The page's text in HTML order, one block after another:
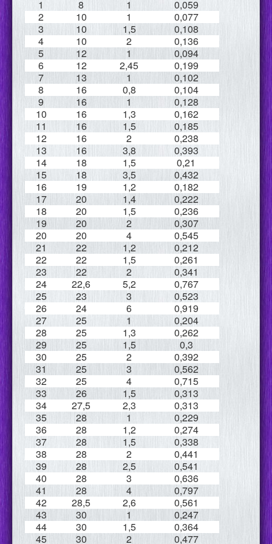
1 8 1
0,059
2
10 1
0,077
3
10 1,5
0,108
4
10 2
0,136
5
12 1
0,094
6
12 2,45
0,199
7
13 1
0,102
8
16 0,8
0,104
9
16 1
0,128
10
16 1,3
0,162
11
16 1,5
0,185
12
16 2
0,238
13
16 3,8
0,393
14
18 1,5
0,21
15
18 3,5
0,432
16
19 1,2
0,182
17
20 1,4
0,222
18
20 1,5
0,236
19
20 2
0,307
20
20 4
0,545
21
22 1,2
0,212
22
22 1,5
0,261
23
22 2
0,341
24
22,6 5,2
0,767
25
23 3
0,523
26
24 6
0,919
27
25 1
0,204
28
25 1,3
0,262
29
25 1,5
0,3
30
25 2
0,392
31
25 3
0,562
32
25 4
0,715
33
26 1,5
0,313
34
27,5 2,3
0,313
35
28 1
0,229
36
28 1,2
0,274
37
28 1,5
0,338
38
28 2
0,441
39
28 2,5
0,541
40
28 3
0,636
41
28 4
0,797
42
28,5 2,6
0,561
43
30 1
0,247
44
30 1,5
0,364
45
30 2
0,477